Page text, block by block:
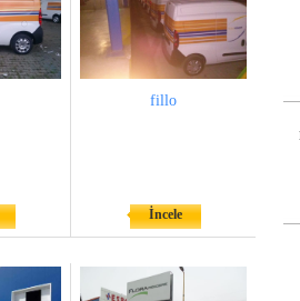
fillo
İncele